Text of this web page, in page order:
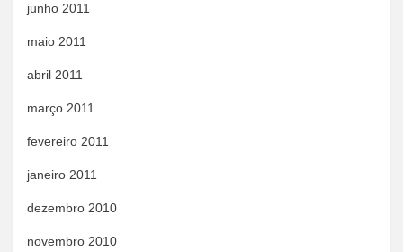
junho 2011
maio 2011
abril 2011
março 2011
fevereiro 2011
janeiro 2011
dezembro 2010
novembro 2010